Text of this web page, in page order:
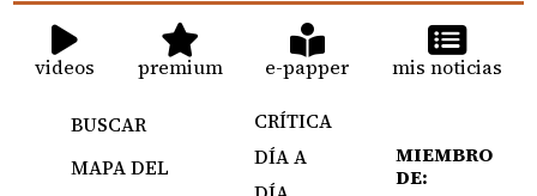
videos premium e-papper mis noticias
BUSCAR
MAPA DEL
CRÍTICA
DÍA A
MIEMBRO
DE: